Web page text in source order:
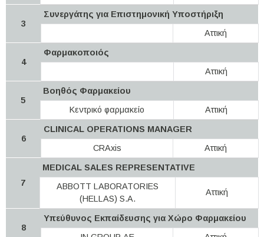
3
Συνεργάτης για Επιστημονική Υποστήριξη
Αττική
4
Φαρμακοποιός
Αττική
5
Βοηθός Φαρμακείου
Κεντρικό φαρμακείο
Αττική
6
CLINICAL OPERATIONS MANAGER
CRAxis
Αττική
7
MEDICAL SALES REPRESENTATIVE
ABBOTT LABORATORIES
(HELLAS) S.A.
Αττική
8
Υπεύθυνος Εκπαίδευσης για Χώρο Φαρμακείου